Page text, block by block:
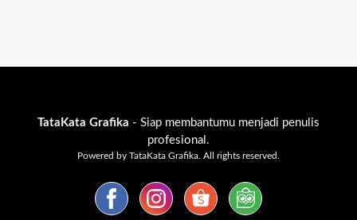
TataKata Grafika - Siap membantumu menjadi penulis
profesional.
Powered by TataKata Grafika. All rights reserved.